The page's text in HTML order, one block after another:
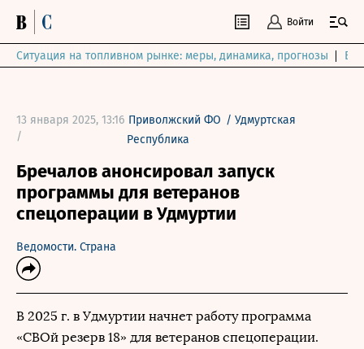
Войти
Ситуация на топливном рынке: меры, динамика, прогнозы
13 января 2025, 13:16
/
Приволжский ФО / Удмуртская
Республика
Бречалов анонсировал запуск
программы для ветеранов
спецоперации в Удмуртии
Ведомости. Страна
В 2025 г. в Удмуртии начнет работу программа
«СВОй резерв 18» для ветеранов спецоперации.